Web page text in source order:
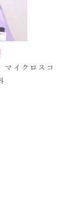
マイクロスコ